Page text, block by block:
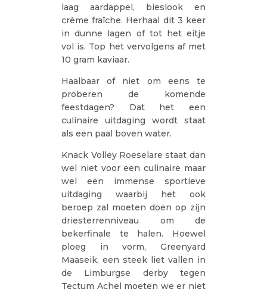
laag aardappel, bieslook en
crème fraîche. Herhaal dit 3 keer
in dunne lagen of tot het eitje
vol is. Top het vervolgens af met
10 gram kaviaar.
Haalbaar of niet om eens te
proberen de komende
feestdagen? Dat het een
culinaire uitdaging wordt staat
als een paal boven water.
Knack Volley Roeselare staat dan
wel niet voor een culinaire maar
wel een immense sportieve
uitdaging waarbij het ook
beroep zal moeten doen op zijn
driesterrenniveau om de
bekerfinale te halen. Hoewel
ploeg in vorm, Greenyard
Maaseik, een steek liet vallen in
de Limburgse derby tegen
Tectum Achel moeten we er niet